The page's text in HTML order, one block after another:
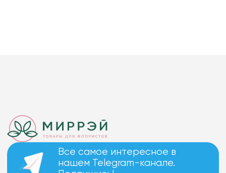
Все самое интересное в
нашем Telegram-канале.